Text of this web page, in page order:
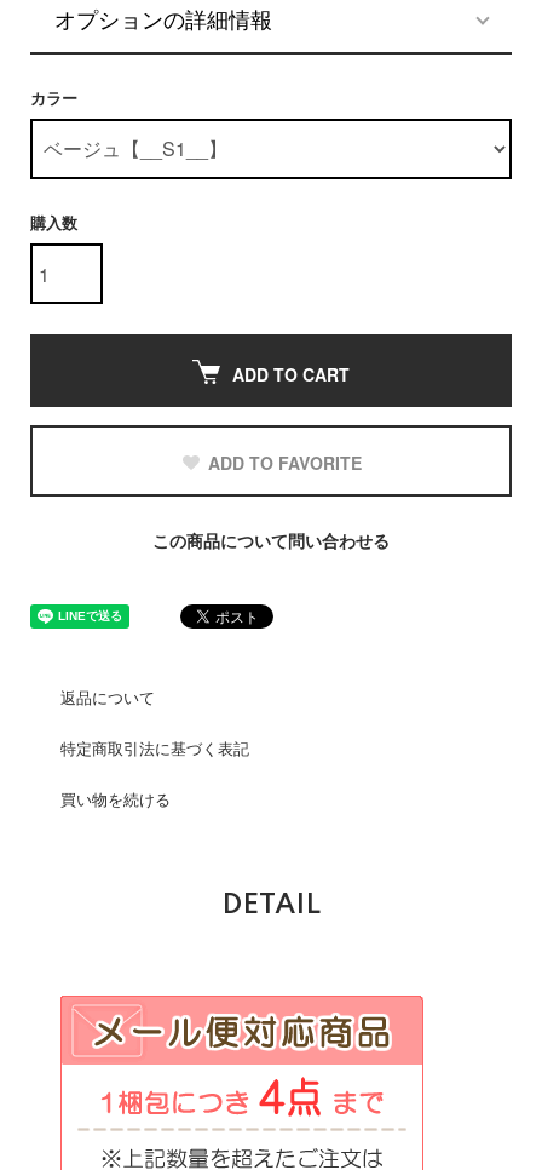
オプションの詳細情報
カラー
購入数
ADD TO CART
ADD TO FAVORITE
この商品について問い合わせる
返品について
特定商取引法に基づく表記
買い物を続ける
DETAIL